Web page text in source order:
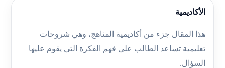
الأكاديمية
هذا المقال جزء من أكاديمية المناهج، وهي شروحات
تعليمية تساعد الطالب على فهم الفكرة التي يقوم عليها
السؤال.